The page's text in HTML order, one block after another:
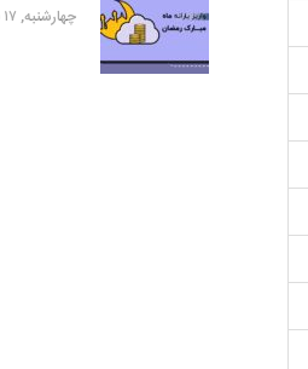
چهارشنبه, ۱۷ فروردین ۱۴۰۱